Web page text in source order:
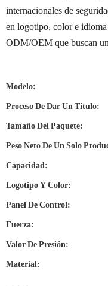
internacionales de
en logotipo, color e idioma
ODM/OEM que buscan
Modelo:
Proceso De Dar Un Título:
Tamaño Del Paquete:
Peso Neto De Un Solo
Capacidad:
Logotipo Y Color:
Panel De Control:
Fuerza:
Valor De Presión:
Material: